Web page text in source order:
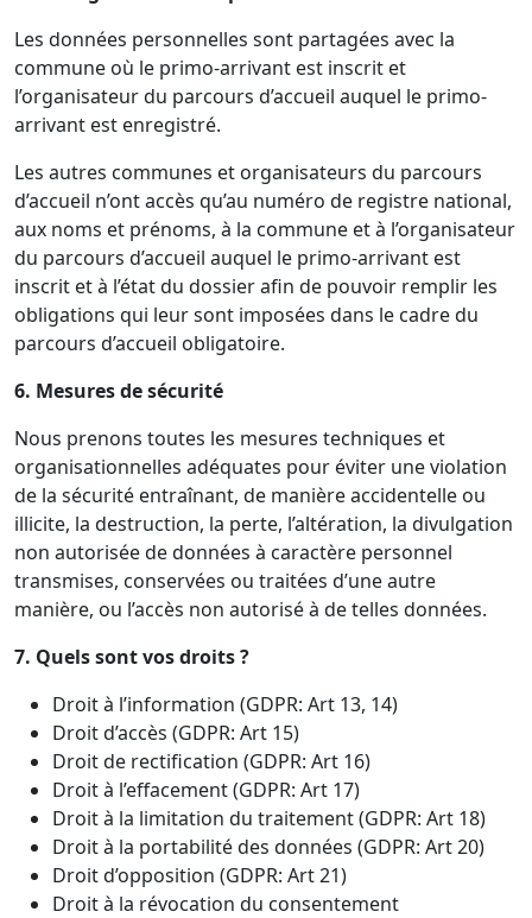
Les données personnelles sont partagées avec la
commune où le primo-arrivant est inscrit et
l’organisateur du parcours d’accueil auquel le primo-
arrivant est enregistré.
Les autres communes et organisateurs du parcours
d’accueil n’ont accès qu’au numéro de registre national,
aux noms et prénoms, à la commune et à l’organisateur
du parcours d’accueil auquel le primo-arrivant est
inscrit et à l’état du dossier afin de pouvoir remplir les
obligations qui leur sont imposées dans le cadre du
parcours d’accueil obligatoire.
6. Mesures de sécurité
Nous prenons toutes les mesures techniques et
organisationnelles adéquates pour éviter une violation
de la sécurité entraînant, de manière accidentelle ou
illicite, la destruction, la perte, l’altération, la divulgation
non autorisée de données à caractère personnel
transmises, conservées ou traitées d’une autre
manière, ou l’accès non autorisé à de telles données.
7. Quels sont vos droits ?
Droit à l’information (GDPR: Art 13, 14)
Droit d’accès (GDPR: Art 15)
Droit de rectification (GDPR: Art 16)
Droit à l’effacement (GDPR: Art 17)
Droit à la limitation du traitement (GDPR: Art 18)
Droit à la portabilité des données (GDPR: Art 20)
Droit d’opposition (GDPR: Art 21)
Droit à la révocation du consentement